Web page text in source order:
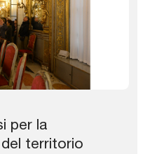
per la
territorio